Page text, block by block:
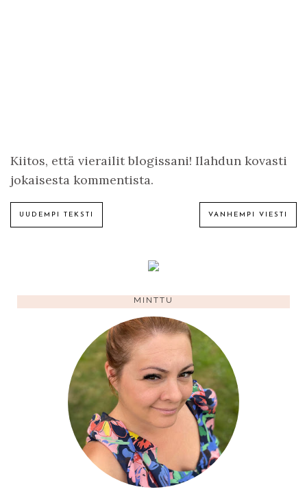
Kiitos, että vierailit blogissani! Ilahdun kovasti
jokaisesta kommentista.
UUDEMPI TEKSTI VANHEMPI VIESTI
MINTTU